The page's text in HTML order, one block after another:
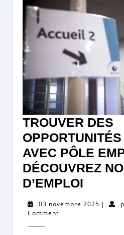
TROUVER DES
OPPORTUNITÉS
AVEC PÔLE
DÉCOUVREZ
D’EMPLOI
03 novembre 2025 03|
Comment